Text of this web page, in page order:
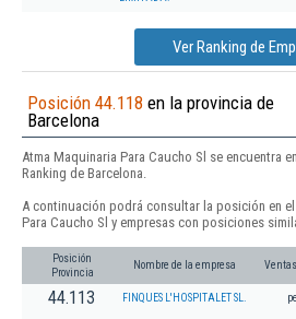
Ver Ranking de
Posición 44.118 en la provincia de
Barcelona
Atma Maquinaria Para Caucho Sl se encuentra
Ranking de Barcelona.
A continuación podrá consultar la posición en
Para Caucho Sl y empresas con posiciones
Posición
Provincia
Nombre de la empresa
44.113 FINQUES L'HOSPITALET SL.